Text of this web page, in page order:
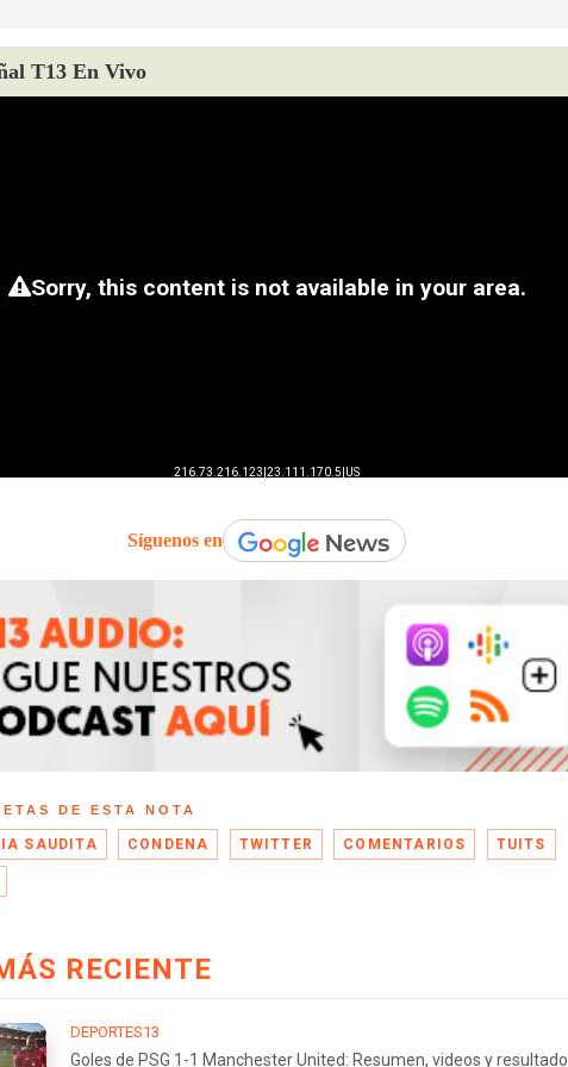
T13 En Vivo
Síguenos en
DE ESTA NOTA
SAUDITA CONDENA TWITTER COMENTARIOS TUITS
RECIENTE
DEPORTES13
Goles de PSG 1-1 Manchester United: Resumen, videos y resultado